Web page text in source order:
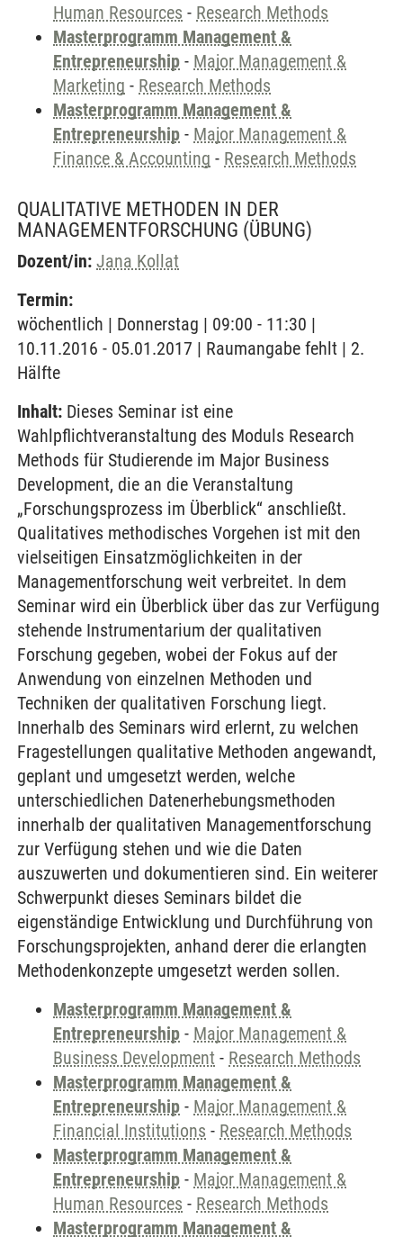
Human Resources - Research Methods
Masterprogramm Management &
Entrepreneurship - Major Management &
Marketing - Research Methods
Masterprogramm Management &
Entrepreneurship - Major Management &
Finance & Accounting - Research Methods
QUALITATIVE METHODEN IN DER
MANAGEMENTFORSCHUNG (ÜBUNG)
Dozent/in: Jana Kollat
Termin:
wöchentlich | Donnerstag | 09:00 - 11:30 |
10.11.2016 - 05.01.2017 | Raumangabe fehlt | 2.
Hälfte
Inhalt: Dieses Seminar ist eine
Wahlpflichtveranstaltung des Moduls Research
Methods für Studierende im Major Business
Development, die an die Veranstaltung
„Forschungsprozess im Überblick“ anschließt.
Qualitatives methodisches Vorgehen ist mit den
vielseitigen Einsatzmöglichkeiten in der
Managementforschung weit verbreitet. In dem
Seminar wird ein Überblick über das zur Verfügung
stehende Instrumentarium der qualitativen
Forschung gegeben, wobei der Fokus auf der
Anwendung von einzelnen Methoden und
Techniken der qualitativen Forschung liegt.
Innerhalb des Seminars wird erlernt, zu welchen
Fragestellungen qualitative Methoden angewandt,
geplant und umgesetzt werden, welche
unterschiedlichen Datenerhebungsmethoden
innerhalb der qualitativen Managementforschung
zur Verfügung stehen und wie die Daten
auszuwerten und dokumentieren sind. Ein weiterer
Schwerpunkt dieses Seminars bildet die
eigenständige Entwicklung und Durchführung von
Forschungsprojekten, anhand derer die erlangten
Methodenkonzepte umgesetzt werden sollen.
Masterprogramm Management &
Entrepreneurship - Major Management &
Business Development - Research Methods
Masterprogramm Management &
Entrepreneurship - Major Management &
Financial Institutions - Research Methods
Masterprogramm Management &
Entrepreneurship - Major Management &
Human Resources - Research Methods
Masterprogramm Management &